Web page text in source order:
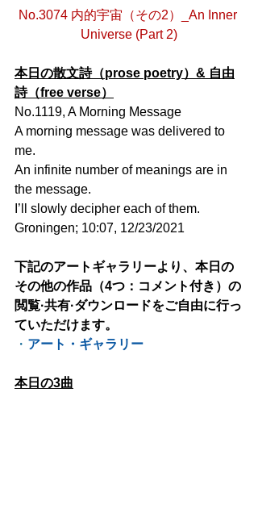
No.3074 内的宇宙（その2）_An Inner
Universe (Part 2)
本日の散文詩（prose poetry）& 自由
詩（free verse）
No.1119, A Morning Message
A morning message was delivered to
me.
An infinite number of meanings are in
the message.
I’ll slowly decipher each of them.
Groningen; 10:07, 12/23/2021
下記のアートギャラリーより、本日の
その他の作品（4つ：コメント付き）の
閲覧·共有·ダウンロードをご自由に行っ
ていただけます。
・ アート・ギャラリー
本日の3曲